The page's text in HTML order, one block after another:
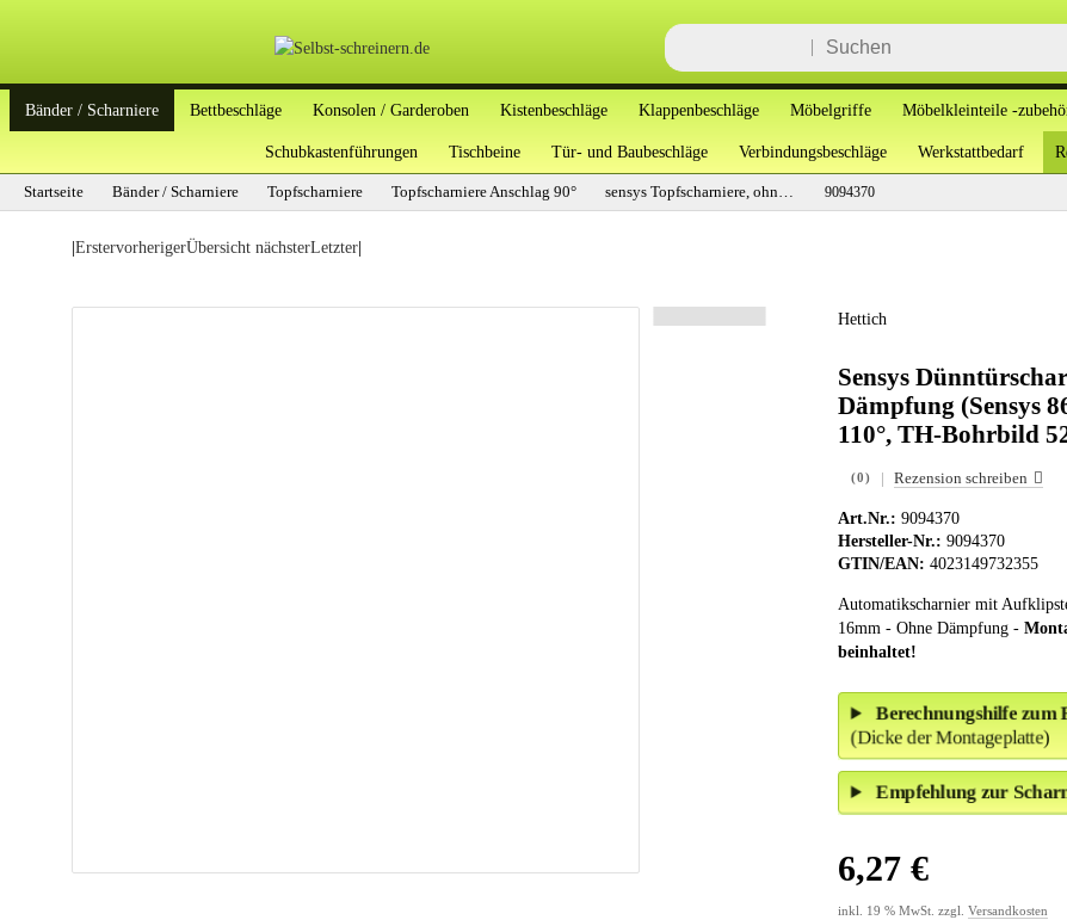
Bänder / Scharniere Bettbeschläge Konsolen / Garderoben Kistenbeschläge Klappenbeschläge Möbelgriffe Möbelkleinteile -
Schubkastenführungen Tischbeine Tür- und Baubeschläge Verbindungsbeschläge Werkstattbedarf
Startseite Bänder / Scharniere Topfscharniere Topfscharniere Anschlag 90° sensys Topfscharniere, ohne Dämpfung 9094370
|ErstervorherigerÜbersicht nächsterLetzter|
Hettich
Sensys
Dämpfung (Sensys
110°, TH-Bohrbild
(0) | Rezension schreiben
Art.Nr.: 9094370
Hersteller-Nr.: 9094370
GTIN/EAN: 4023149732355
Automatikscharnier mit
16mm - Ohne Dämpfung -
beinhaltet!
Berechnungshilfe zum
(Dicke der Montageplatte)
Empfehlung zur
6,27 €
inkl. 19 % MwSt. zzgl. Versandkosten